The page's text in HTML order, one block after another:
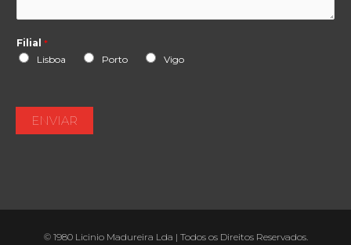
Filial *
Lisboa
Porto Vigo
ENVIAR
© 1980 Licinio Madureira Lda | Todos os Direitos Reservados.